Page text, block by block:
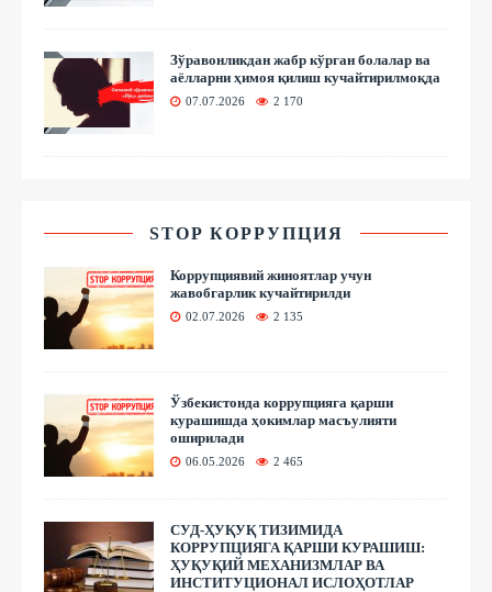
Зўравонликдан жабр кўрган болалар ва
аёлларни ҳимоя қилиш кучайтирилмоқда
07.07.2026 2 170
STOP КОРРУПЦИЯ
Коррупциявий жиноятлар учун
жавобгарлик кучайтирилди
02.07.2026 2 135
Ўзбекистонда коррупцияга қарши
курашишда ҳокимлар масъулияти
оширилади
06.05.2026 2 465
СУД-ҲУҚУҚ ТИЗИМИДА
КОРРУПЦИЯГА ҚАРШИ КУРАШИШ:
ҲУҚУҚИЙ МЕХАНИЗМЛАР ВА
ИНСТИТУЦИОНАЛ ИСЛОҲОТЛАР